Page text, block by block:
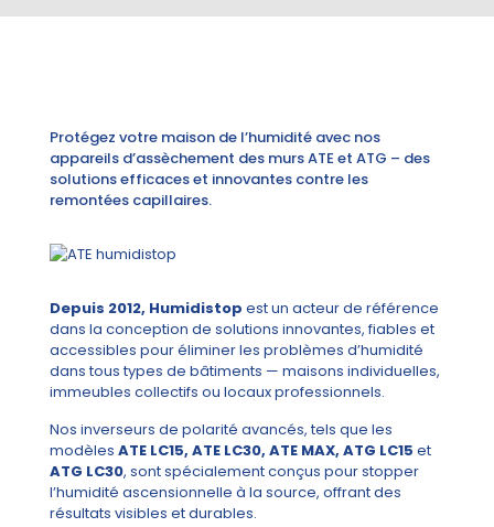
Protégez votre maison de l’humidité avec nos
appareils d’assèchement des murs ATE et ATG – des
solutions efficaces et innovantes contre les
remontées capillaires.
Depuis 2012, Humidistop est un acteur de référence
dans la conception de solutions innovantes, fiables et
accessibles pour éliminer les problèmes d’humidité
dans tous types de bâtiments — maisons individuelles,
immeubles collectifs ou locaux professionnels.
Nos inverseurs de polarité avancés, tels que les
modèles ATE LC15, ATE LC30, ATE MAX, ATG LC15 et
ATG LC30, sont spécialement conçus pour stopper
l’humidité ascensionnelle à la source, offrant des
résultats visibles et durables.